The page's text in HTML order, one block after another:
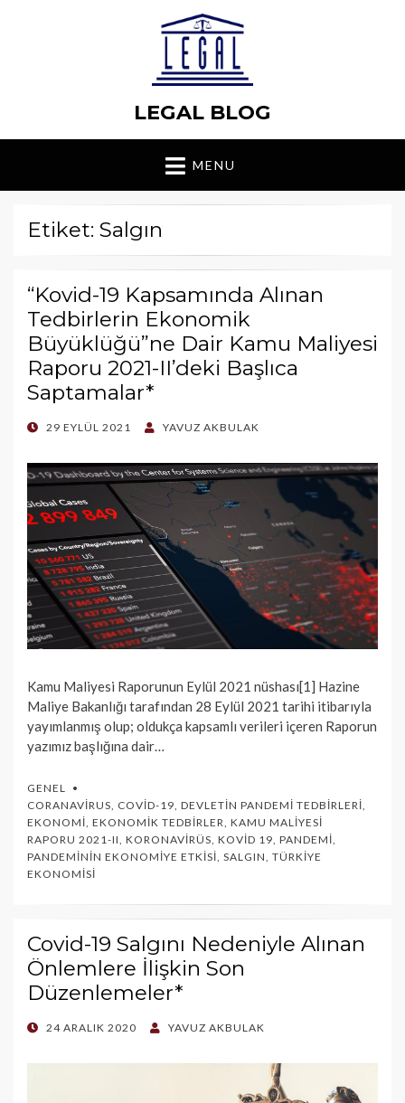
LEGAL BLOG
MENU
Etiket: Salgın
“Kovid-19 Kapsamında Alınan
Tedbirlerin Ekonomik
Büyüklüğü”ne Dair Kamu Maliyesi
Raporu 2021-II’deki Başlıca
Saptamalar*
POSTED
29 EYLÜL 2021 YAVUZ AKBULAK
Kamu Maliyesi Raporunun Eylül 2021 nüshası[1] Hazine
Maliye Bakanlığı tarafından 28 Eylül 2021 tarihi itibarıyla
yayımlanmış olup; oldukça kapsamlı verileri içeren Raporun
yazımız başlığına dair…
GENEL
CORANAVIRUS, COVID-19, DEVLETIN PANDEMI TEDBIRLERI,
EKONOMI, EKONOMIK TEDBIRLER, KAMU MALIYESI
RAPORU 2021-II, KORONAVIRÜS, KOVID 19, PANDEMI,
PANDEMININ EKONOMIYE ETKISI, SALGIN, TÜRKIYE
EKONOMISI
Covid-19 Salgını Nedeniyle Alınan
Önlemlere İlişkin Son
Düzenlemeler*
POSTED
24 ARALIK 2020 YAVUZ AKBULAK